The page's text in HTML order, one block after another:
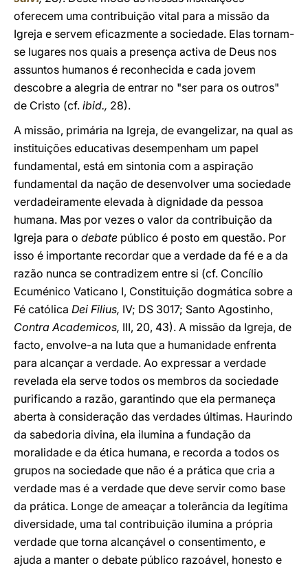
oferecem uma contribuição vital para a missão da
Igreja e servem eficazmente a sociedade. Elas tornam-
se lugares nos quais a presença activa de Deus nos
assuntos humanos é reconhecida e cada jovem
descobre a alegria de entrar no "ser para os outros"
de Cristo (cf. ibid., 28).
A missão, primária na Igreja, de evangelizar, na qual as
instituições educativas desempenham um papel
fundamental, está em sintonia com a aspiração
fundamental da nação de desenvolver uma sociedade
verdadeiramente elevada à dignidade da pessoa
humana. Mas por vezes o valor da contribuição da
Igreja para o debate público é posto em questão. Por
isso é importante recordar que a verdade da fé e a da
razão nunca se contradizem entre si (cf. Concílio
Ecuménico Vaticano I, Constituição dogmática sobre a
Fé católica Dei Filius, IV; DS 3017; Santo Agostinho,
Contra Academicos, III, 20, 43). A missão da Igreja, de
facto, envolve-a na luta que a humanidade enfrenta
para alcançar a verdade. Ao expressar a verdade
revelada ela serve todos os membros da sociedade
purificando a razão, garantindo que ela permaneça
aberta à consideração das verdades últimas. Haurindo
da sabedoria divina, ela ilumina a fundação da
moralidade e da ética humana, e recorda a todos os
grupos na sociedade que não é a prática que cria a
verdade mas é a verdade que deve servir como base
da prática. Longe de ameaçar a tolerância da legítima
diversidade, uma tal contribuição ilumina a própria
verdade que torna alcançável o consentimento, e
ajuda a manter o debate público razoável, honesto e